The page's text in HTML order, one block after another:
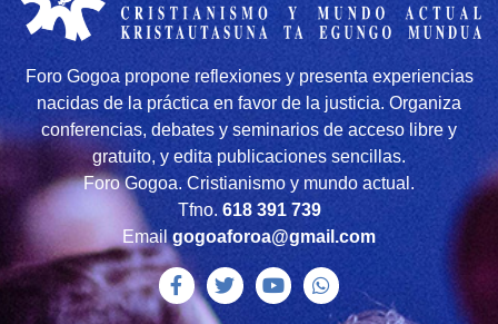
Foro Gogoa propone reflexiones y presenta experiencias
nacidas de la práctica en favor de la justicia. Organiza
conferencias, debates y seminarios de acceso libre y
gratuito, y edita publicaciones sencillas.
Foro Gogoa. Cristianismo y mundo actual.
Tfno. 618 391 739
Emailgogoaforoa@gmail.com